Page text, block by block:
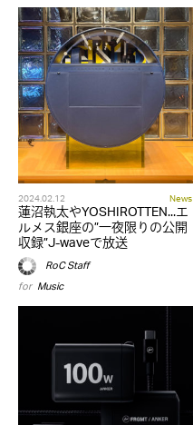
2024.02.12 News
蓮沼執太やYOSHIROTTEN...エ
ルメス銀座の”一夜限りの公開
収録”J-waveで放送
RoC Staff
for Music